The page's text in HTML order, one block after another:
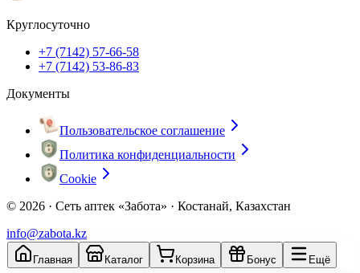
Круглосуточно
+7 (7142) 57-66-58
+7 (7142) 53-86-83
Документы
Пользовательское соглашение
Политика конфиденциальности
Cookie
© 2026 · Сеть аптек «Забота» · Костанай, Казахстан
info@zabota.kz
Главная Каталог Корзина Бонус Ещё